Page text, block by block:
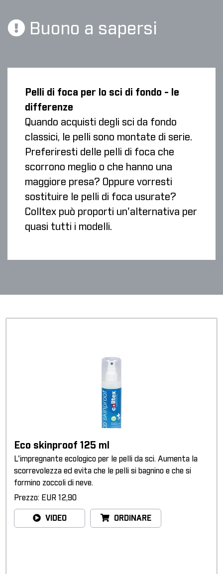
Buono a sapersi
Pelli di foca per lo sci di fondo - le
differenze
Quando acquisti degli sci da fondo
classici, le pelli sono montate di serie.
Preferiresti delle pelli di foca che
scorrono meglio o che hanno una
maggiore presa? Oppure vorresti
sostituire le pelli di foca usurate?
Colltex può proporti un'alternativa per
quasi tutti i modelli.
Eco skinproof 125 ml
L'impregnante ecologico per le pelli da sci. Aumenta la
scorrevolezza ed evita che le pelli si bagnino e che si
formino zoccoli di neve.
Prezzo: EUR 12,90
VIDEO ORDINARE